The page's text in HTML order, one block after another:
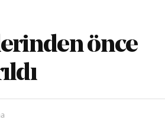
önce